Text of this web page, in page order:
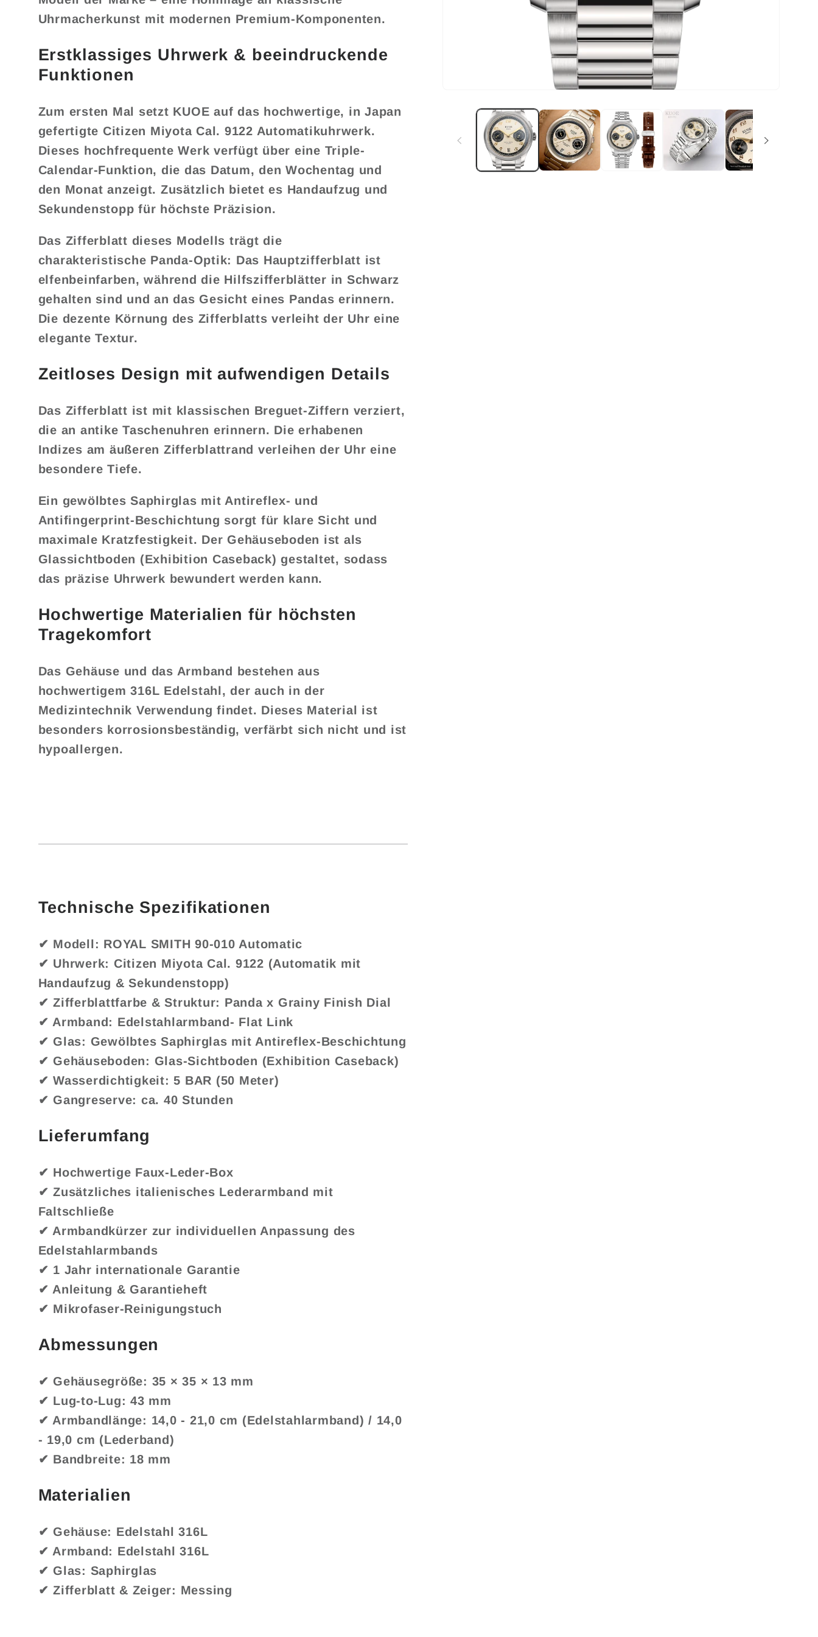
Uhrmacherkunst mit modernen Premium-Komponenten.
Erstklassiges Uhrwerk & beeindruckende
Funktionen
Zum ersten Mal setzt KUOE auf das hochwertige, in Japan
gefertigte Citizen Miyota Cal. 9122 Automatikuhrwerk.
Dieses hochfrequente Werk verfügt über eine Triple-
Calendar-Funktion, die das Datum, den Wochentag und
den Monat anzeigt. Zusätzlich bietet es Handaufzug und
Sekundenstopp für höchste Präzision.
Das Zifferblatt dieses Modells trägt die
charakteristische Panda-Optik: Das Hauptzifferblatt ist
elfenbeinfarben, während die Hilfszifferblätter in Schwarz
gehalten sind und an das Gesicht eines Pandas erinnern.
Die dezente Körnung des Zifferblatts verleiht der Uhr eine
elegante Textur.
Zeitloses Design mit aufwendigen Details
Das Zifferblatt ist mit klassischen Breguet-Ziffern verziert,
die an antike Taschenuhren erinnern. Die erhabenen
Indizes am äußeren Zifferblattrand verleihen der Uhr eine
besondere Tiefe.
Ein gewölbtes Saphirglas mit Antireflex- und
Antifingerprint-Beschichtung sorgt für klare Sicht und
maximale Kratzfestigkeit. Der Gehäuseboden ist als
Glassichtboden (Exhibition Caseback) gestaltet, sodass
das präzise Uhrwerk bewundert werden kann.
Hochwertige Materialien für höchsten
Tragekomfort
Das Gehäuse und das Armband bestehen aus
hochwertigem 316L Edelstahl, der auch in der
Medizintechnik Verwendung findet. Dieses Material ist
besonders korrosionsbeständig, verfärbt sich nicht und ist
hypoallergen.
Technische Spezifikationen
✔ Modell: ROYAL SMITH 90-010 Automatic
✔ Uhrwerk: Citizen Miyota Cal. 9122 (Automatik mit
Handaufzug & Sekundenstopp)
✔ Zifferblattfarbe & Struktur: Panda x Grainy Finish Dial
✔ Armband: Edelstahlarmband- Flat Link
✔ Glas: Gewölbtes Saphirglas mit Antireflex-Beschichtung
✔ Gehäuseboden: Glas-Sichtboden (Exhibition Caseback)
✔ Wasserdichtigkeit: 5 BAR (50 Meter)
✔ Gangreserve: ca. 40 Stunden
Lieferumfang
✔ Hochwertige Faux-Leder-Box
✔ Zusätzliches italienisches Lederarmband mit
Faltschließe
✔ Armbandkürzer zur individuellen Anpassung des
Edelstahlarmbands
✔ 1 Jahr internationale Garantie
✔ Anleitung & Garantieheft
✔ Mikrofaser-Reinigungstuch
Abmessungen
✔ Gehäusegröße: 35 × 35 × 13 mm
✔ Lug-to-Lug: 43 mm
✔ Armbandlänge: 14,0 - 21,0 cm (Edelstahlarmband) / 14,0
- 19,0 cm (Lederband)
✔ Bandbreite: 18 mm
Materialien
✔ Gehäuse: Edelstahl 316L
✔ Armband: Edelstahl 316L
✔ Glas: Saphirglas
✔ Zifferblatt & Zeiger: Messing